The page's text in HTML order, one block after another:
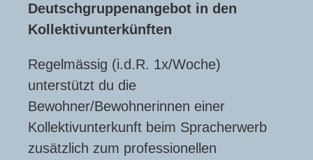
Deutschgruppenangebot in den
Kollektivunterkünften
Regelmässig (i.d.R. 1x/Woche)
unterstützt du die
Bewohner/Bewohnerinnen einer
Kollektivunterkunft beim Spracherwerb
zusätzlich zum professionellen